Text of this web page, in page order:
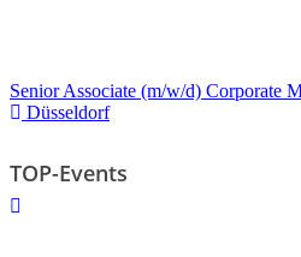
Senior Associate (m/w/d) Corporate
Düsseldorf
TOP-Events